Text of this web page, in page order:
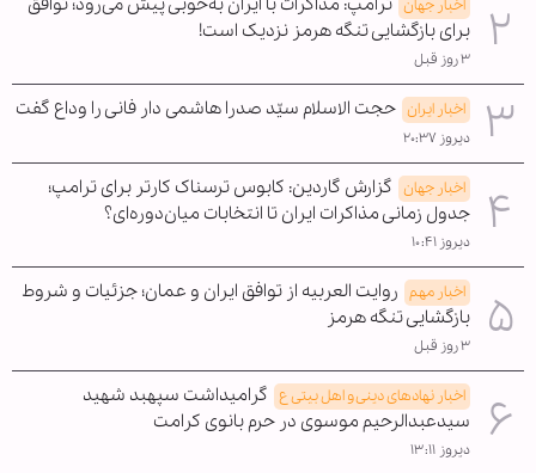
اخبار جهان ترامپ: مذاکرات با ایران به‌خوبی پیش می‌رود؛ توافق
برای بازگشایی تنگه هرمز نزدیک است!
۳ روز قبل
اخبار ایران حجت الاسلام سیّد صدرا هاشمی دار فانی را وداع گفت
دیروز ۲۰:۳۷
اخبار جهان گزارش گاردین: کابوس ترسناک کارتر برای ترامپ؛
جدول زمانی مذاکرات ایران تا انتخابات میان‌دوره‌ای؟
دیروز ۱۰:۴۱
اخبار مهم روایت العربیه از توافق ایران و عمان؛ جزئیات و شروط
بازگشایی تنگه هرمز
۳ روز قبل
اخبار نهادهای دینی و اهل بیتی ع گرامیداشت سپهبد شهید
سیدعبدالرحیم موسوی در حرم بانوی کرامت
دیروز ۱۳:۱۱